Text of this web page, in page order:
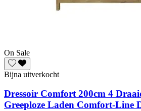
On Sale
Bijna uitverkocht
Dressoir Comfort 200cm 4
Greeploze Laden Comfort-Line